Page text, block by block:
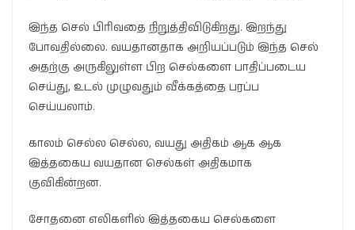
இந்த செல் பிரிவதை நிறுத்திவிடுகிறது. இறந்து
போவதில்லை. வயதானதாக அறியப்படும் இந்த செல்
அதற்கு அருகிலுள்ள பிற செல்களை பாதிப்படைய
செய்து, உடல் முழுவதும் வீக்கத்தை பரப்ப
செய்யலாம்.
காலம் செல்ல செல்ல, வயது அதிகம் ஆக ஆக
இத்தகைய வயதான செல்கள் அதிகமாக
குவிகின்றன.
சோதனை எலிகளில் இத்தகைய செல்களை